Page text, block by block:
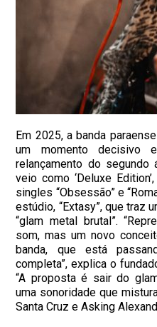
Em 2025, a banda
um momento decisivo
relançamento do segundo
veio como ‘Deluxe
singles “Obsessão” e
estúdio, “Extasy”, que traz
“glam metal brutal”.
som, mas um novo
banda, que está
completa”, explica o
“A proposta é sair do
uma sonoridade que
Santa Cruz e Asking